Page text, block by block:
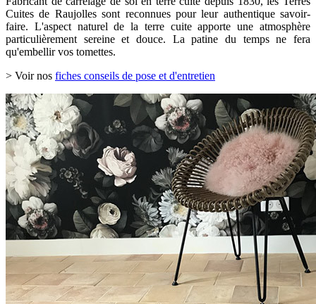
Cuites de Raujolles sont reconnues pour leur authentique savoir-
faire. L'aspect naturel de la terre cuite apporte une atmosphère
particulièrement sereine et douce. La patine du temps ne fera
qu'embellir vos tomettes.
> Voir nos fiches conseils de pose et d'entretien